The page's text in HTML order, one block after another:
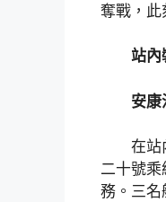
奪戰，此
站內
安康
在站
二十號
務。三名